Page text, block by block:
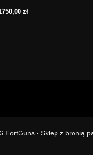
zł
FortGuns - Sklep z bronią